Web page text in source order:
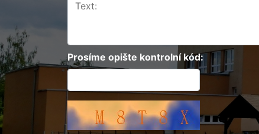
Prosíme opište kontrolní kód: